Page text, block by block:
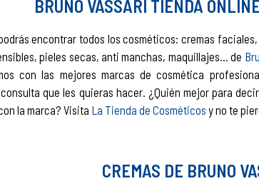
BRUNO VASSARI TIENDA
encontrar todos los cosméticos: cremas
pieles secas, anti manchas, maquillajes… de
con las mejores marcas de cosmética
que les quieras hacer. ¿Quién mejor para
la marca? Visita La Tienda de Cosméticos y no te
CREMAS DE BRUNO